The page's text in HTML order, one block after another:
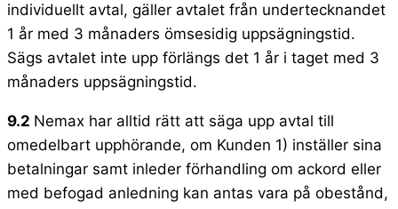
individuellt avtal, gäller avtalet från undertecknandet
1 år med 3 månaders ömsesidig uppsägningstid.
Sägs avtalet inte upp förlängs det 1 år i taget med 3
månaders uppsägningstid.
9.2 Nemax har alltid rätt att säga upp avtal till
omedelbart upphörande, om Kunden 1) inställer sina
betalningar samt inleder förhandling om ackord eller
med befogad anledning kan antas vara på obestånd,